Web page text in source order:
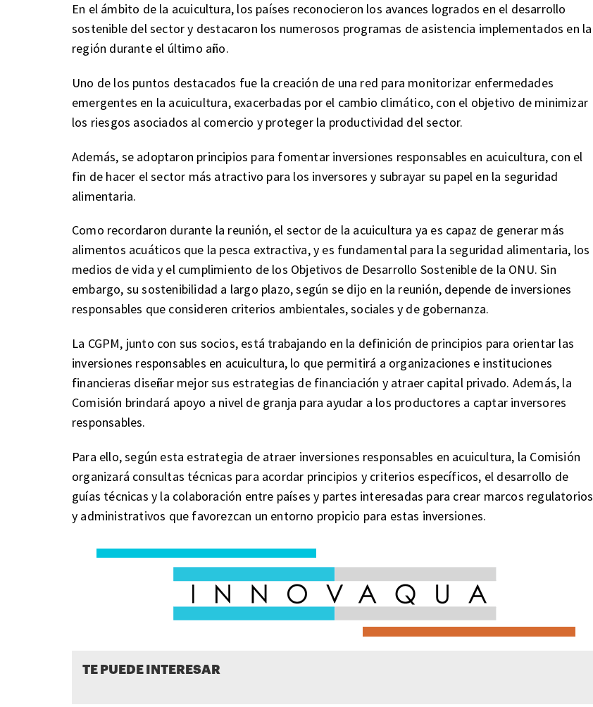
En el ámbito de la acuicultura, los países reconocieron los avances logrados en el desarrollo
sostenible del sector y destacaron los numerosos programas de asistencia implementados en la
región durante el último año.
Uno de los puntos destacados fue la creación de una red para monitorizar enfermedades
emergentes en la acuicultura, exacerbadas por el cambio climático, con el objetivo de minimizar
los riesgos asociados al comercio y proteger la productividad del sector.
Además, se adoptaron principios para fomentar inversiones responsables en acuicultura, con el
fin de hacer el sector más atractivo para los inversores y subrayar su papel en la seguridad
alimentaria.
Como recordaron durante la reunión, el sector de la acuicultura ya es capaz de generar más
alimentos acuáticos que la pesca extractiva, y es fundamental para la seguridad alimentaria, los
medios de vida y el cumplimiento de los Objetivos de Desarrollo Sostenible de la ONU. Sin
embargo, su sostenibilidad a largo plazo, según se dijo en la reunión, depende de inversiones
responsables que consideren criterios ambientales, sociales y de gobernanza.
La CGPM, junto con sus socios, está trabajando en la definición de principios para orientar las
inversiones responsables en acuicultura, lo que permitirá a organizaciones e instituciones
financieras diseñar mejor sus estrategias de financiación y atraer capital privado. Además, la
Comisión brindará apoyo a nivel de granja para ayudar a los productores a captar inversores
responsables.
Para ello, según esta estrategia de atraer inversiones responsables en acuicultura, la Comisión
organizará consultas técnicas para acordar principios y criterios específicos, el desarrollo de
guías técnicas y la colaboración entre países y partes interesadas para crear marcos regulatorios
y administrativos que favorezcan un entorno propicio para estas inversiones.
TE PUEDE INTERESAR